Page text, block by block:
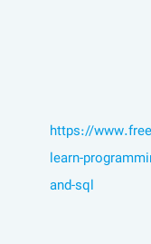
https://
learn-
and-sql